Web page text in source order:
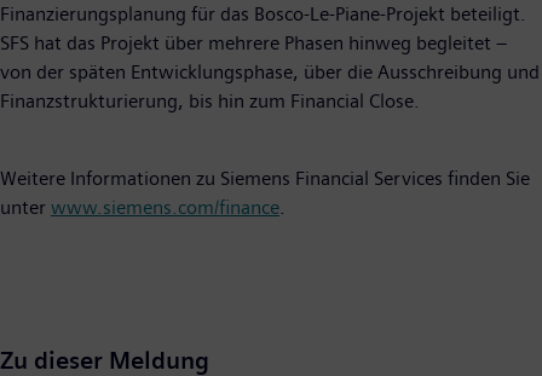
Finanzierungsplanung für das Bosco-Le-Piane-Projekt beteiligt.
SFS hat das Projekt über mehrere Phasen hinweg begleitet –
von der späten Entwicklungsphase, über die Ausschreibung und
Finanzstrukturierung, bis hin zum Financial Close.
Weitere Informationen zu Siemens Financial Services finden Sie
unter www.siemens.com/finance
Zu dieser Meldung